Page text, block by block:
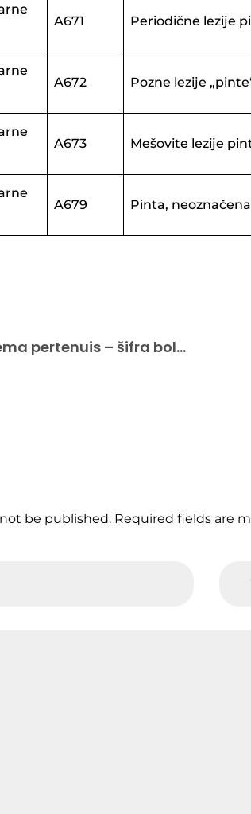
A671 Periodične lezije
A672 Pozne lezije
A673 Mešovite lezije
A679 Pinta, neoznačena
Frambezijaze, uzročnik Treponaema pertenuis – šifra bolesti A66
be published. Required fields are